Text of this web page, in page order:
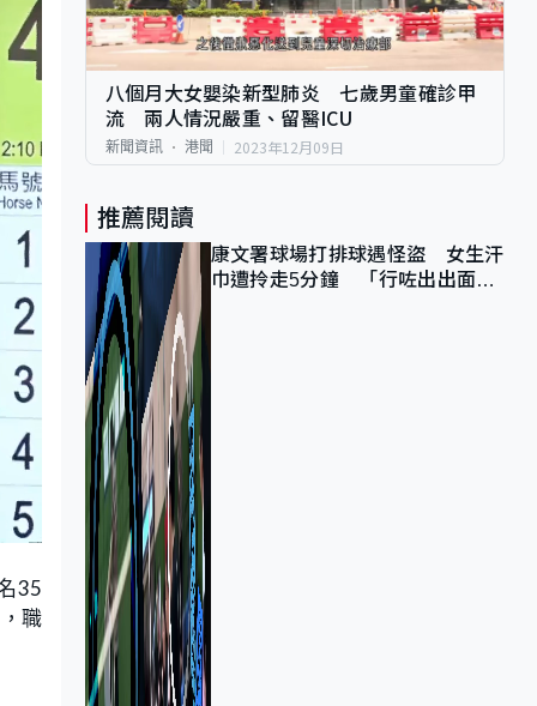
35
職
八個月大女嬰染新型肺炎 七歲男童確診甲
流 兩人情況嚴重、留醫ICU
新聞資訊 港聞 2023年12月09日
推薦閱讀
康文署球場打排球遇怪盜 女生汗
巾遭拎走5分鐘 「行咗出出面唔